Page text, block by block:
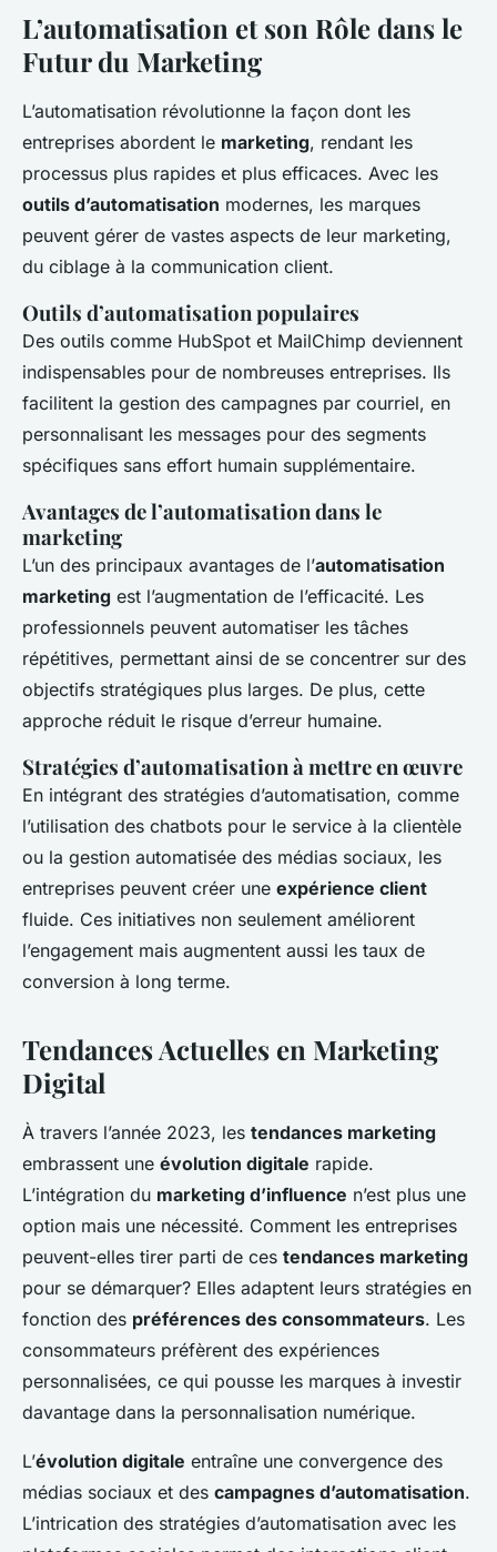
L’automatisation et son Rôle dans le
Futur du Marketing
L’automatisation révolutionne la façon dont les
entreprises abordent le marketing, rendant les
processus plus rapides et plus efficaces. Avec les
outils d’automatisation modernes, les marques
peuvent gérer de vastes aspects de leur marketing,
du ciblage à la communication client.
Outils d’automatisation populaires
Des outils comme HubSpot et MailChimp deviennent
indispensables pour de nombreuses entreprises. Ils
facilitent la gestion des campagnes par courriel, en
personnalisant les messages pour des segments
spécifiques sans effort humain supplémentaire.
Avantages de l’automatisation dans le
marketing
L’un des principaux avantages de l’automatisation
marketing est l’augmentation de l’efficacité. Les
professionnels peuvent automatiser les tâches
répétitives, permettant ainsi de se concentrer sur des
objectifs stratégiques plus larges. De plus, cette
approche réduit le risque d’erreur humaine.
Stratégies d’automatisation à mettre en œuvre
En intégrant des stratégies d’automatisation, comme
l’utilisation des chatbots pour le service à la clientèle
ou la gestion automatisée des médias sociaux, les
entreprises peuvent créer une expérience client
fluide. Ces initiatives non seulement améliorent
l’engagement mais augmentent aussi les taux de
conversion à long terme.
Tendances Actuelles en Marketing
Digital
À travers l’année 2023, les tendances marketing
embrassent une évolution digitale rapide.
L’intégration du marketing d’influence n’est plus une
option mais une nécessité. Comment les entreprises
peuvent-elles tirer parti de ces tendances marketing
pour se démarquer? Elles adaptent leurs stratégies en
fonction des préférences des consommateurs. Les
consommateurs préfèrent des expériences
personnalisées, ce qui pousse les marques à investir
davantage dans la personnalisation numérique.
L’évolution digitale entraîne une convergence des
médias sociaux et des campagnes d’automatisation.
L’intrication des stratégies d’automatisation avec les